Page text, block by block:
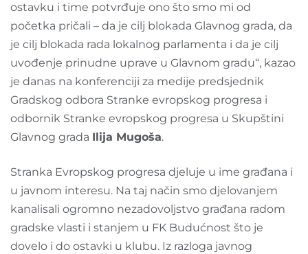
ostavku i time potvrđuje ono što smo mi od
početka pričali – da je cilj blokada Glavnog grada, da
je cilj blokada rada lokalnog parlamenta i da je cilj
uvođenje prinudne uprave u Glavnom gradu“, kazao
je danas na konferenciji za medije predsjednik
Gradskog odbora Stranke evropskog progresa i
odbornik Stranke evropskog progresa u Skupštini
Glavnog grada Ilija Mugoša.
Stranka Evropskog progresa djeluje u ime građana i
u javnom interesu. Na taj način smo djelovanjem
kanalisali ogromno nezadovoljstvo građana radom
gradske vlasti i stanjem u FK Budućnost što je
dovelo i do ostavki u klubu. Iz razloga javnog